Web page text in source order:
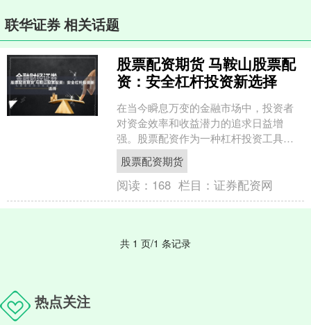
联华证券 相关话题
股票配资期货 马鞍山股票配
资：安全杠杆投资新选择
在当今瞬息万变的金融市场中，投资者
对资金效率和收益潜力的追求日益增
强。股票配资作为一种杠杆投资工具，
正逐渐进入更多投资者的视野。马鞍山
地区的股票配资服务，以其规....
股票配资期货
阅读： 168 栏目：证券配资网
共 1 页/1 条记录
热点关注